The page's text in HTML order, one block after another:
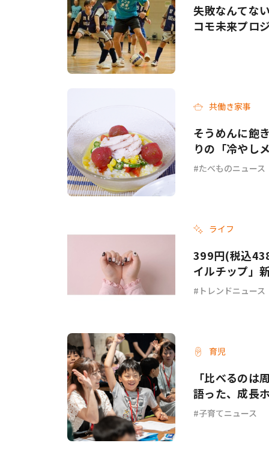
失敗なんてな
コモ未来プロ
共働き家事
そうめんに飽
りの「冷やし
チ」各3選
たべものニュース
ライフ
399円(税込
イルチップ」
トレンドニュース
育児
「比べるのは
語った、成長
子育てニュース